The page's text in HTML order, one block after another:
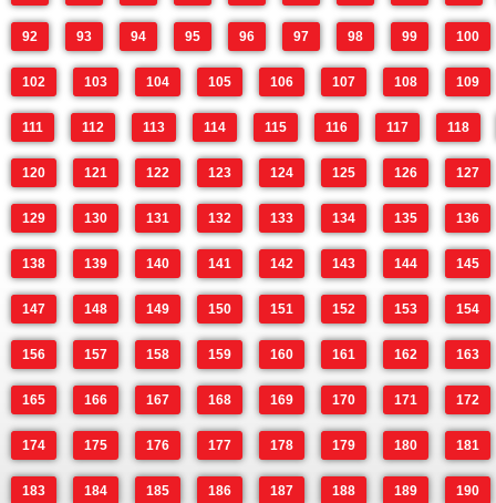
92 93 94 95 96 97 98 99 100
102 103 104 105 106 107 108 109
111 112 113 114 115 116 117 118
120 121 122 123 124 125 126 127
129 130 131 132 133 134 135 136
138 139 140 141 142 143 144 145
147 148 149 150 151 152 153 154
156 157 158 159 160 161 162 163
165 166 167 168 169 170 171 172
174 175 176 177 178 179 180 181
183 184 185 186 187 188 189 190